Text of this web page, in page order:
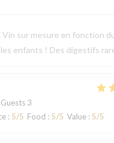
Vin sur mesure en fonction
enfants ! Des digestifs
3
: 5/5 Food : 5/5 Value : 5/5